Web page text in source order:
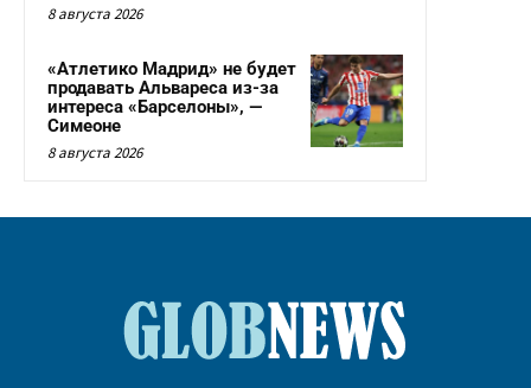
8 августа 2026
«Атлетико Мадрид» не будет
продавать Альвареса из-за
интереса «Барселоны», —
Симеоне
8 августа 2026